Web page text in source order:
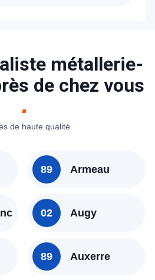
N'hésitez pas à
ou à nous contacter
précise.
métallerie-
de chez vous
de haute qualité
89 Armeau
02 Augy
89 Auxerre